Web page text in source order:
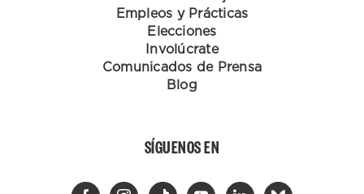
Empleos y Prácticas
Elecciones
Involúcrate
Comunicados de Prensa
Blog
SÍGUENOS EN